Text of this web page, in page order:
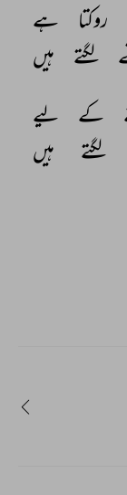
روکتا
ہے
لگتے
ہیں
کے
لیے
لگتے ہیں